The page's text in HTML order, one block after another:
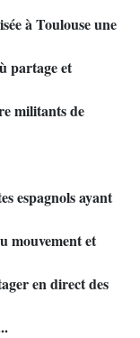
à Toulouse une
partage et
militants de
espagnols ayant
mouvement et
en direct des